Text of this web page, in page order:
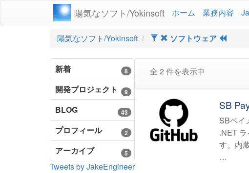
陽気なソフト/Yokinsoft ホーム 業務内容
陽気なソフト/Yokinsoft ソフトウェア
全 2 件を表示中
SB
SBペイ
.NET
す。内
8
新着
9
開発プロジェクト
43
BLOG
2
プロフィール
5
アーカイブ
Tweets by JakeEngineer